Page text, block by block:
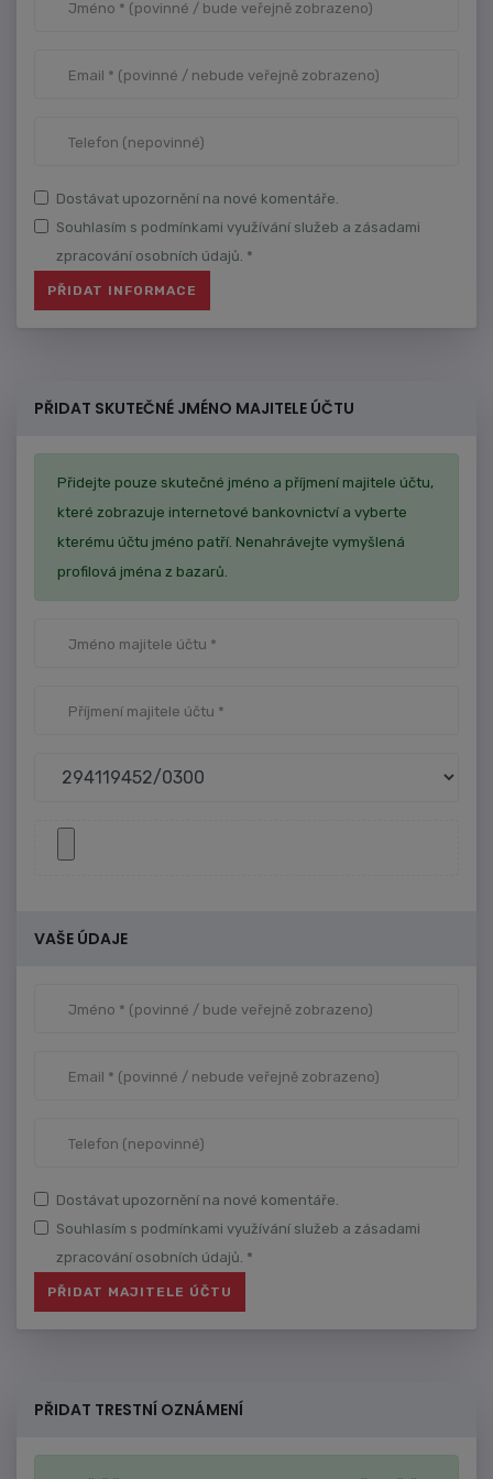
Dostávat upozornění na nové komentáře.
Souhlasím s podmínkami využívání služeb a zásadami
zpracování osobních údajů. *
PŘIDAT SKUTEČNÉ JMÉNO MAJITELE ÚČTU
Přidejte pouze skutečné jméno a příjmení majitele účtu,
které zobrazuje internetové bankovnictví a vyberte
kterému účtu jméno patří. Nenahrávejte vymyšlená
profilová jména z bazarů.
VAŠE ÚDAJE
Dostávat upozornění na nové komentáře.
Souhlasím s podmínkami využívání služeb a zásadami
zpracování osobních údajů. *
PŘIDAT TRESTNÍ OZNÁMENÍ